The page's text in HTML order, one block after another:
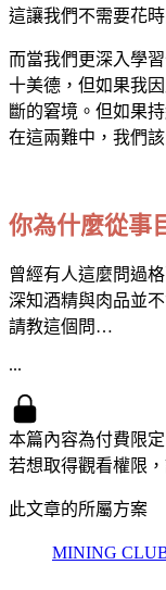
這讓我們不需要花
而當我們更深入學
十美德，但如果我
斷的窘境。但如果
在這兩難中，我們
你為什麼從事
曾經有人這麼問過
深知酒精與肉品並
請教這個問…
...
本篇內容為付費限定
若想取得觀看權限
此文章的所屬方案
MINING